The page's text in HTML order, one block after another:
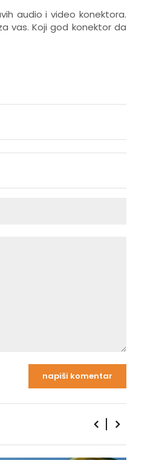
audio i video konektora.
vas. Koji god konektor da